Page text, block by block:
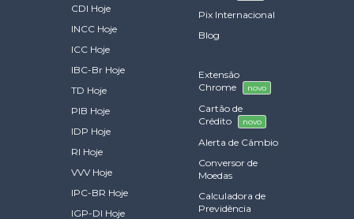
CDI Hoje
INCC Hoje
ICC Hoje
IBC-Br Hoje
TD Hoje
PIB Hoje
IDP Hoje
RI Hoje
VVV Hoje
IPC-BR Hoje
IGP-DI Hoje
Pix Internacional
Blog
Extensão
Chrome
novo
Cartão de
Crédito
novo
Alerta de Câmbio
Conversor de
Moedas
Calculadora de
Previdência